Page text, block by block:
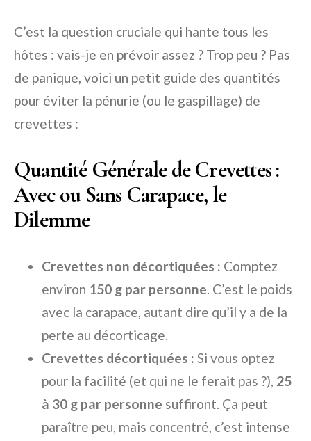
C’est la question cruciale qui hante tous les
hôtes : vais-je en prévoir assez ? Trop peu ? Pas
de panique, voici un petit guide des quantités
pour éviter la pénurie (ou le gaspillage) de
crevettes :
Quantité Générale de Crevettes :
Avec ou Sans Carapace, le
Dilemme
Crevettes non décortiquées : Comptez
environ 150 g par personne. C’est le poids
avec la carapace, autant dire qu’il y a de la
perte au décorticage.
Crevettes décortiquées : Si vous optez
pour la facilité (et qui ne le ferait pas ?), 25
à 30 g par personne suffiront. Ça peut
paraître peu, mais concentré, c’est intense